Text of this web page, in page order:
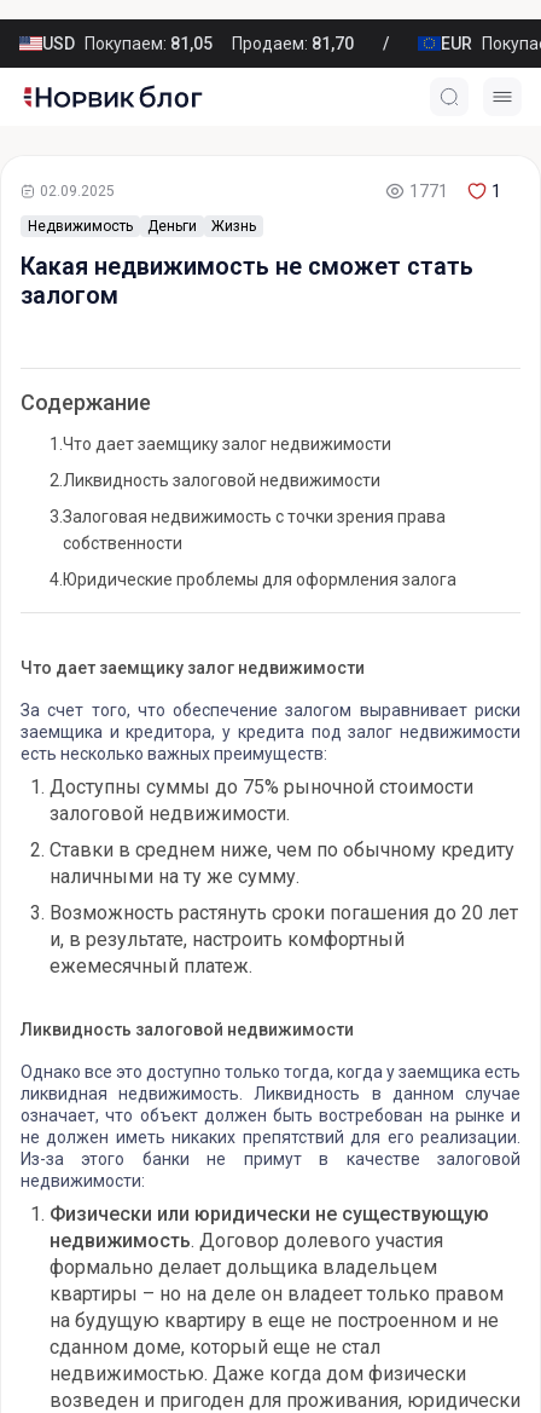
USD Покупаем: 81,05 Продаем: 81,70 EUR
Недвижимость Деньги Жизнь
02.09.2025 1771 1
Какая недвижимость не сможет стать
залогом
Содержание
1. Что дает заемщику залог недвижимости
2. Ликвидность залоговой недвижимости
3. Залоговая недвижимость с точки зрения права
собственности
4. Юридические проблемы для оформления залога
Что дает заемщику залог недвижимости
За счет того, что обеспечение залогом выравнивает риски
заемщика и кредитора, у кредита под залог недвижимости
есть несколько важных преимуществ:
Доступны суммы до 75% рыночной стоимости
залоговой недвижимости.
Ставки в среднем ниже, чем по обычному кредиту
наличными на ту же сумму.
Возможность растянуть сроки погашения до 20 лет
и, в результате, настроить комфортный
ежемесячный платеж.
Ликвидность залоговой недвижимости
Однако все это доступно только тогда, когда у заемщика есть
ликвидная недвижимость. Ликвидность в данном случае
означает, что объект должен быть востребован на рынке и
не должен иметь никаких препятствий для его реализации.
Из-за этого банки не примут в качестве залоговой
недвижимости:
Физически или юридически не существующую
недвижимость. Договор долевого участия
формально делает дольщика владельцем
квартиры – но на деле он владеет только правом
на будущую квартиру в еще не построенном и не
сданном доме, который еще не стал
недвижимостью. Даже когда дом физически
возведен и пригоден для проживания, юридически